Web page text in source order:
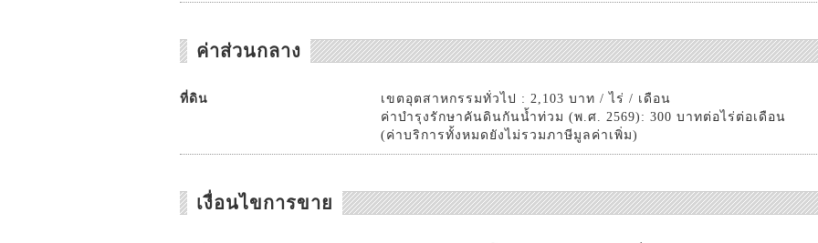
ค่าส่วนกลาง
ที่ดิน
เขตอุตสาหกรรมทั่วไป : 2,103 บาท / ไร่ / เดือน
ค่าบำรุงรักษาคันดินกันน้ำท่วม (พ.ศ. 2569): 300 บาทต่อไร่ต่อเดือน
(ค่าบริการทั้งหมดยังไม่รวมภาษีมูลค่าเพิ่ม)
เงื่อนไขการขาย